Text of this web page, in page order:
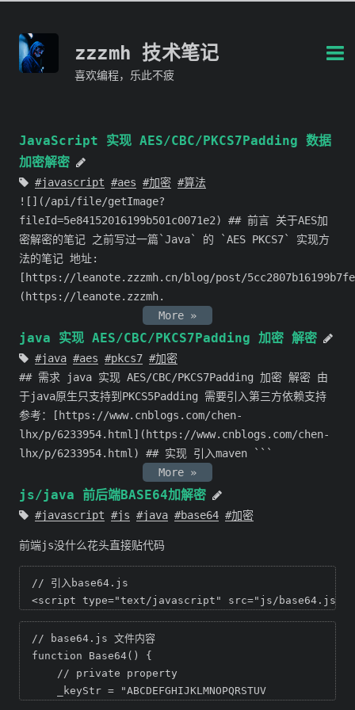
zzzmh 技术笔记
喜欢编程，乐此不疲
JavaScript 实现 AES/CBC/PKCS7Padding 数据
加密解密
javascript aes 加密
算法
![](/api/file/getImage?
fileId=5e84152016199b501c0071e2) ## 前言 关于AES加
密解密的笔记 之前写过一篇`Java` 的 `AES PKCS7` 实现方
法的笔记 地址:
[https://leanote.zzzmh.cn/blog/post/
(https://leanote.zzzmh.
More »
java 实现 AES/CBC/PKCS7Padding 加密 解密
java aes pkcs7
加密
## 需求 java 实现 AES/CBC/PKCS7Padding 加密 解密 由
于java原生只支持到PKCS5Padding 需要引入第三方依赖支持
参考：[https://www.cnblogs.com/chen-
lhx/p/6233954.html](https://www.cnblogs.com/chen-
lhx/p/6233954.html) ## 实现 引入maven ```
More »
js/java 前后端BASE64加解密
javascript js java base64 加密
前端js没什么花头直接贴代码
// 引入base64.js
<script type="text/javascript" src="js/
// base64.js 文件内容
function Base64() {
// private property
_keyStr = "ABCDEFGHIJKLMNOPQRSTUV